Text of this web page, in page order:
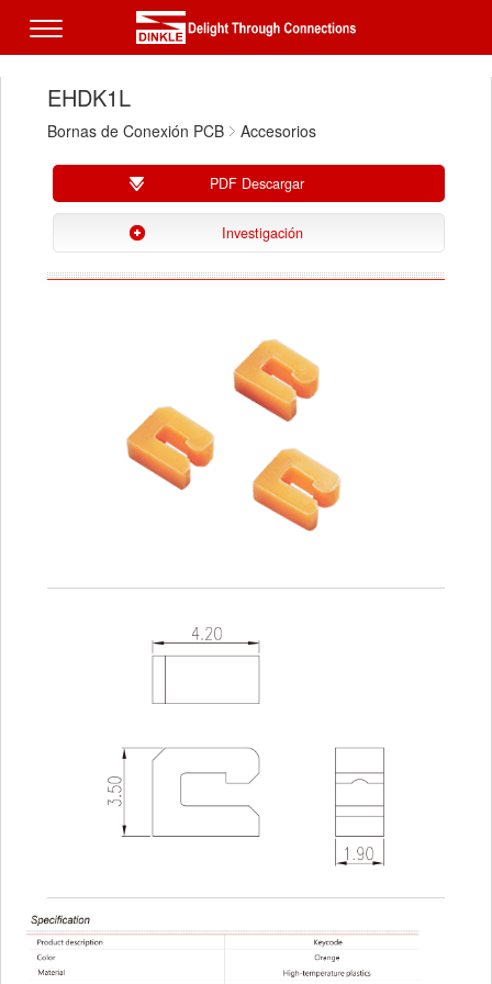
EHDK1L
Bornas de Conexión PCB Accesorios
PDF Descargar
Investigación